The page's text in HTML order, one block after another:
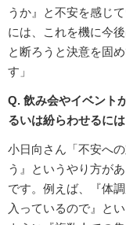
うか』と不安を感じ
には、これを機に今
と断ろうと決意を固
す」
Q. 飲み会やイベント
るいは紛らわせるに
小日向さん「不安へ
う』というやり方が
です。例えば、『体
入っているので』と